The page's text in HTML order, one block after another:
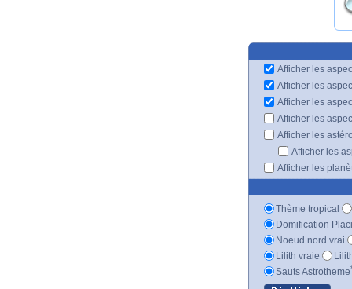
Afficher les
Afficher les
Afficher les
Afficher les
Afficher les
Afficher les
Afficher les
Thème tropical
Domification
Noeud nord vrai
Lilith vraie
Sauts Astrotheme